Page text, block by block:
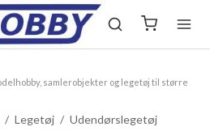
samlerobjekter og legetøj til større
/ Legetøj / Udendørslegetøj